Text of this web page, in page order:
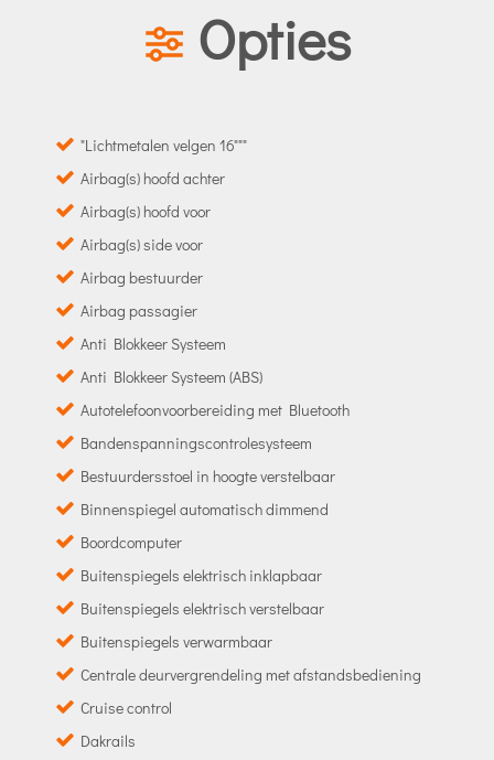
Opties
"Lichtmetalen velgen 16"""
Airbag(s) hoofd achter
Airbag(s) hoofd voor
Airbag(s) side voor
Airbag bestuurder
Airbag passagier
Anti Blokkeer Systeem
Anti Blokkeer Systeem (ABS)
Autotelefoonvoorbereiding met Bluetooth
Bandenspanningscontrolesysteem
Bestuurdersstoel in hoogte verstelbaar
Binnenspiegel automatisch dimmend
Boordcomputer
Buitenspiegels elektrisch inklapbaar
Buitenspiegels elektrisch verstelbaar
Buitenspiegels verwarmbaar
Centrale deurvergrendeling met afstandsbediening
Cruise control
Dakrails